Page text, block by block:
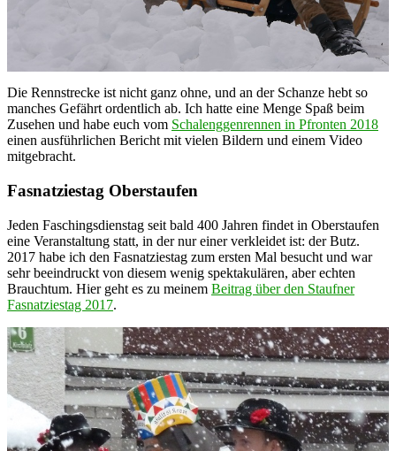
Die Rennstrecke ist nicht ganz ohne, und an der Schanze hebt so
manches Gefährt ordentlich ab. Ich hatte eine Menge Spaß beim
Zusehen und habe euch vom Schalenggenrennen in Pfronten 2018
einen ausführlichen Bericht mit vielen Bildern und einem Video
mitgebracht.
Fasnatziestag Oberstaufen
Jeden Faschingsdienstag seit bald 400 Jahren findet in Oberstaufen
eine Veranstaltung statt, in der nur einer verkleidet ist: der Butz.
2017 habe ich den Fasnatziestag zum ersten Mal besucht und war
sehr beeindruckt von diesem wenig spektakulären, aber echten
Brauchtum. Hier geht es zu meinem Beitrag über den Staufner
Fasnatziestag 2017.